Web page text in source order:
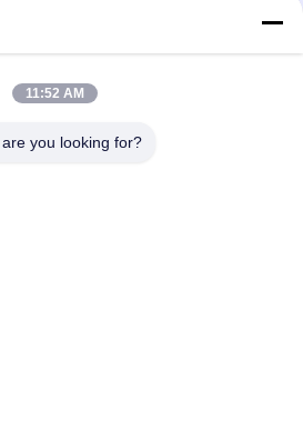
T-1000R T-880R T-1000S MD100
T-1000R/T-1080Pro gebruiken
de hele set van THERMO KING
11:52 AM
you looking for?